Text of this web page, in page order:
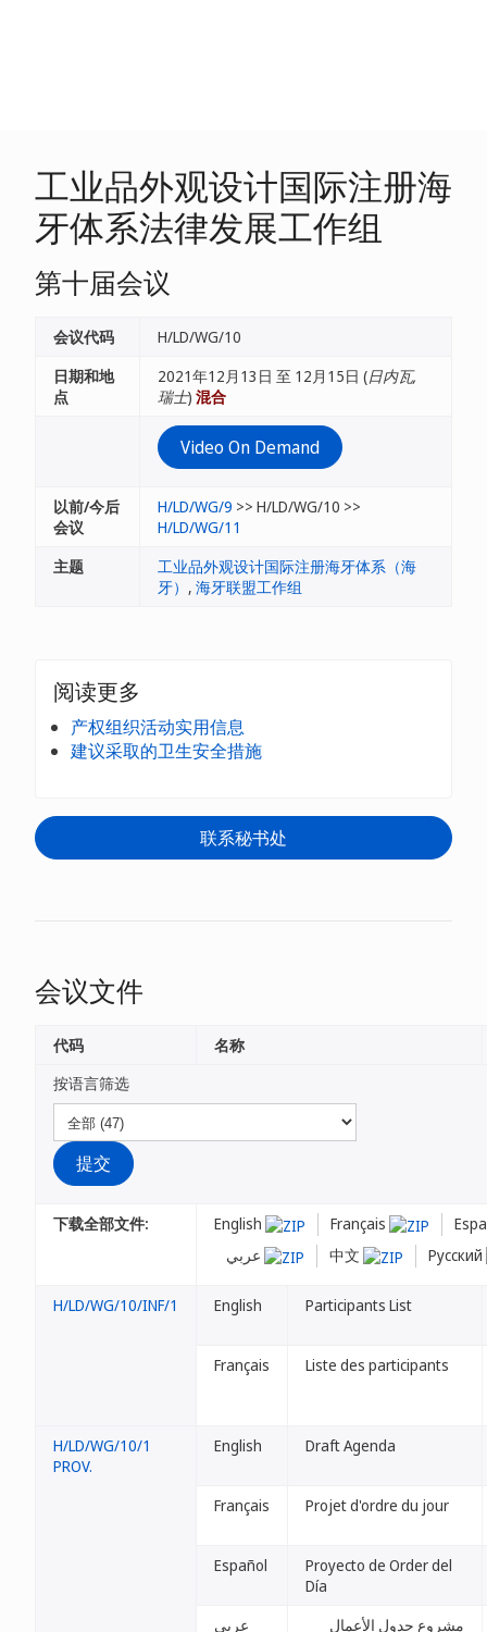
工业品外观设计国际注册海
牙体系法律发展工作组
第十届会议
会议代码
H/LD/WG/10
日期和地
点
2021年12月13日 至 12月15日 (日内瓦,
瑞士) 混合
Video On Demand
以前/今后
会议
H/LD/WG/9 >> H/LD/WG/10 >>
H/LD/WG/11
主题
工业品外观设计国际注册海牙体系（海
牙） , 海牙联盟工作组
阅读更多
产权组织活动实用信息
建议采取的卫生安全措施
联系秘书处
会议文件
按语言筛选
下载全部文件: English Français
中文 Русский
代码 名称
H/LD/WG/10/INF/1 English Participants List
Français Liste des participants
H/LD/WG/10/1
PROV.
English Draft Agenda
Français Projet d'ordre du jour
Español
Proyecto de Order del
Día
عربي
مشروع جدول الأعمال